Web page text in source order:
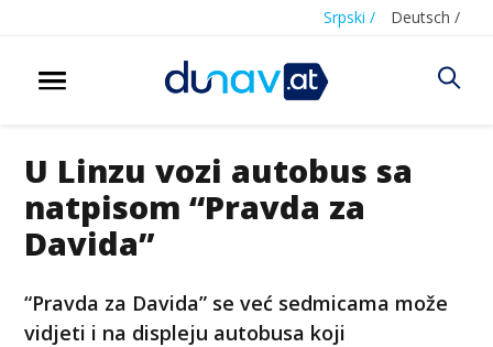
Srpski / Deutsch /
U Linzu vozi autobus sa
natpisom “Pravda za
Davida”
“Pravda za Davida” se već sedmicama može
vidjeti i na displeju autobusa koji